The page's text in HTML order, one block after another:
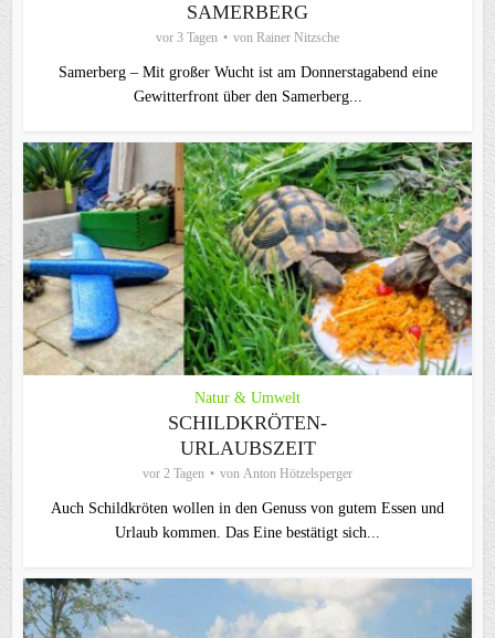
AMERBERG
vor 3 Tagen von Rainer Nitzsche
Samerberg – Mit großer Wucht ist am Donnerstagabend eine
Gewitterfront über den Samerberg...
Natur & Umwelt
SCHILDKRÖTEN-
URLAUBSZEIT
vor 2 Tagen von Anton Hötzelsperger
Auch Schildkröten wollen in den Genuss von gutem Essen und
Urlaub kommen. Das Eine bestätigt sich...